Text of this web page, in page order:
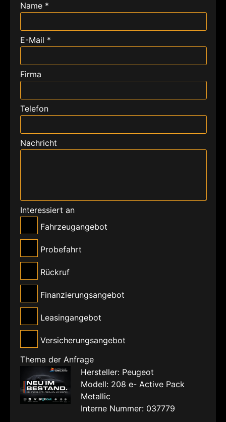
Name *
E-Mail *
Firma
Telefon
Nachricht
Interessiert an
Fahrzeugangebot
Probefahrt
Rückruf
Finanzierungsangebot
Leasingangebot
Versicherungsangebot
Thema der Anfrage
Hersteller: Peugeot
Modell: 208 e- Active Pack
Metallic
Interne Nummer: 037779